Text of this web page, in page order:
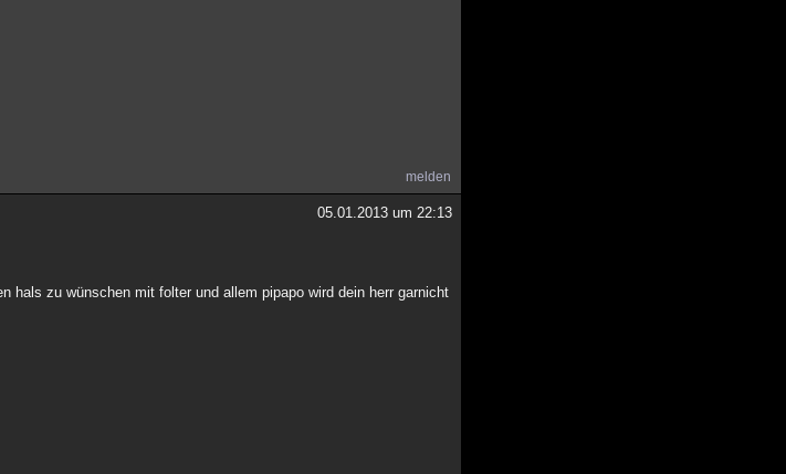
melden
05.01.2013 um 22:13
hals zu wünschen mit folter und allem pipapo wird dein herr garnicht